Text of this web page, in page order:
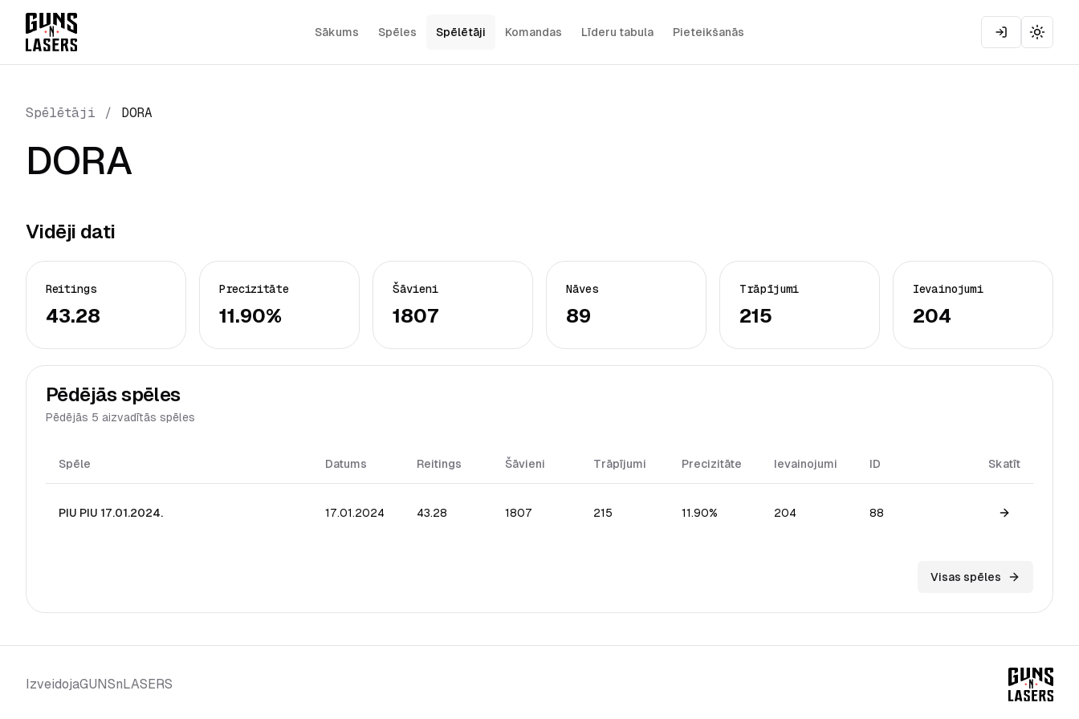
Sākums Spēles Spēlētāji Komandas Līderu tabula Pieteikšanās
Toggle
Spēlētāji / DORA
DORA
Vidēji dati
Reitings
43.28
Precizitāte
11.90%
Šāvieni
1807
Nāves
89
Trāpījumi
215
Ievainojumi
204
Pēdējās spēles
Pēdējās 5 aizvadītās spēles
Spēle Datums Reitings Šāvieni Trāpījumi Precizitāte Ievainojumi ID Skatīt
PIU PIU 17.01.2024. 17.01.2024 43.28 1807 215 11.90% 204 88
View game
Visas spēles
IzveidojaGUNSnLASERS